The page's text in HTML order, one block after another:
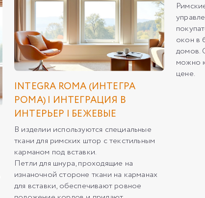
INTEGRA ROMA (ИНТЕГРА
РОМА) | ИНТЕГРАЦИЯ В
ИНТЕРЬЕР | БЕЖЕВЫЕ
В изделии используются специальные
ткани для римских штор с текстильным
карманом под вставки.
Петли для шнура, проходящие на
изнаночной стороне ткани на карманах
для вставки, обеспечивают ровное
окон в
домов.
можно
цене.